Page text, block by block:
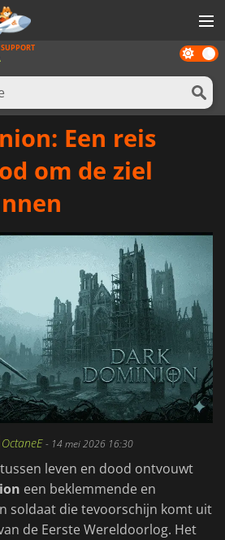
Dark
mode
Een reis
om de ziel
OctaneE- 14 mei 2026 16:30
leven en dood ontvouwt
een beklemmende en
soldaat die tevoorschijn komt uit
de Eerste Wereldoorlog. Het